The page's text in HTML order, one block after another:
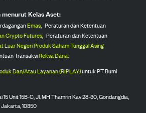
Kelas Aset:
Emas, Peraturan dan Ketentuan
Crypto Futures, Peraturan dan Ketentuan
Luar Negeri Produk Saham Tunggal Asing
TransaksiReksa Dana.
Dan/Atau Layanan (RIPLAY)untuk PT Bumi
Unit 15B-C, Jl. MH Thamrin Kav 28-30, Gondangdia,
10350